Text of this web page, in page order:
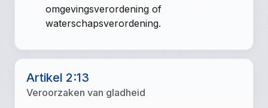
omgevingsverordening of
waterschapsverordening.
Artikel 2:13
Veroorzaken van gladheid